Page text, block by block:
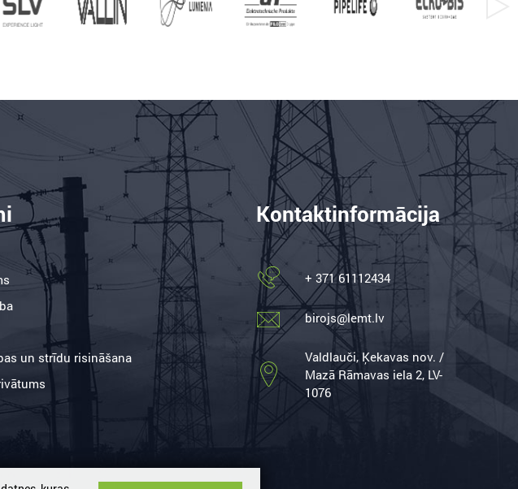
un strīdu risināšana
Kontaktinformācija
+ 371 61112434
birojs@lemt.lv
Valdlauči, Ķekavas nov. /
Mazā Rāmavas iela 2, LV-
1076